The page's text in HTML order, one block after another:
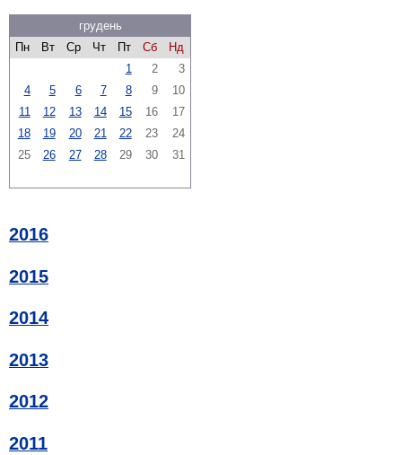
грудень
Пн
Вт Ср Чт Пт Сб
Нд
1
2
3
4
5 6 7 8 9
10
11
12 13 14 15 16
17
18
19 20 21 22 23
24
25
26 27 28 29 30 31
2016
2015
2014
2013
2012
2011